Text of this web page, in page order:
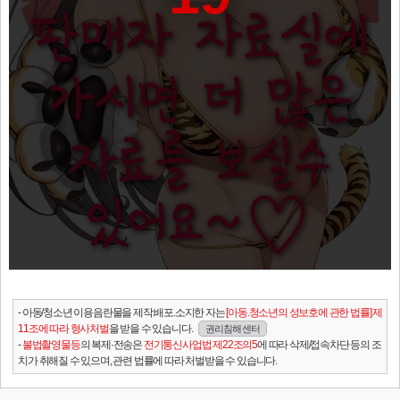
- 아동/청소년 이용음란물을 제작.배포.소지한 자는[아동.청소년의 성보호에 관한 법률] 제
11조에 따라 형사처벌을 받을 수 있습니다. 권리침해 센터
-불법촬영물등의 복제·전송은 전기통신사업법 제22조의5에 따라 삭제/접속차단 등의 조
치가 취해질 수 있으며, 관련 법률에 따라 처벌받을 수 있습니다.